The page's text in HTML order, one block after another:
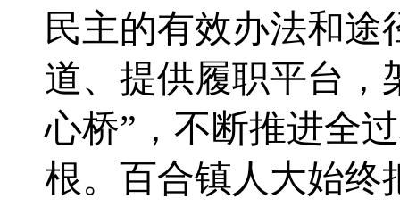
民主的有效办法和
道、提供履职平台，
心桥”，不断推进全
根。 百合镇人大始终